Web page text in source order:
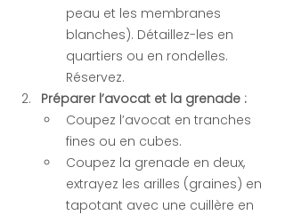
peau et les membranes
blanches). Détaillez-les en
quartiers ou en rondelles.
Réservez.
Préparer l’avocat et la grenade :
Coupez l’avocat en tranches
fines ou en cubes.
Coupez la grenade en deux,
extrayez les arilles (graines) en
tapotant avec une cuillère en